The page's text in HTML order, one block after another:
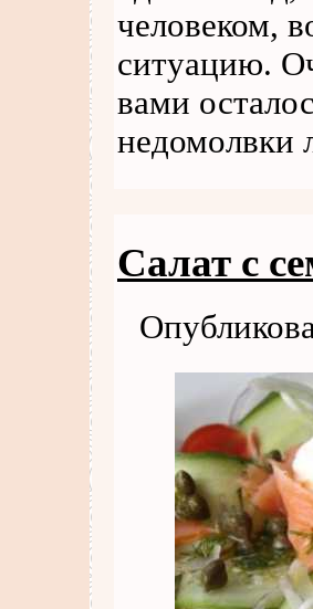
человеком,
ситуацию.
вами
недомолвки
Салат с